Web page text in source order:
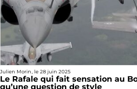
Julien Morin, le 28 juin 2025
Le Rafale qui fait sensation au
qu’une question de style